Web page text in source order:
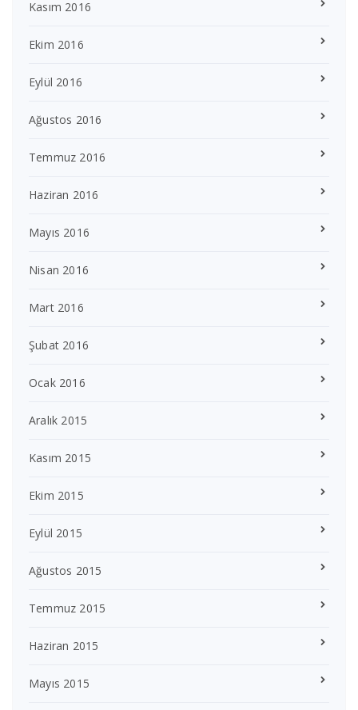
Kasım 2016
Ekim 2016
Eylül 2016
Ağustos 2016
Temmuz 2016
Haziran 2016
Mayıs 2016
Nisan 2016
Mart 2016
Şubat 2016
Ocak 2016
Aralık 2015
Kasım 2015
Ekim 2015
Eylül 2015
Ağustos 2015
Temmuz 2015
Haziran 2015
Mayıs 2015